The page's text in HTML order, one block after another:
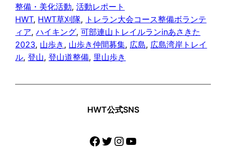
整備・美化活動, 活動レポート
HWT, HWT草刈隊, トレラン大会コース整備ボランテ
ィア, ハイキング, 可部連山トレイルランinあさきた
2023, 山歩き , 山歩き仲間募集, 広島, 広島湾岸トレイ
ル, 登山, 登山道整備, 里山歩き
HWT公式SNS
Facebook
Twitter
Instagram
YouTube